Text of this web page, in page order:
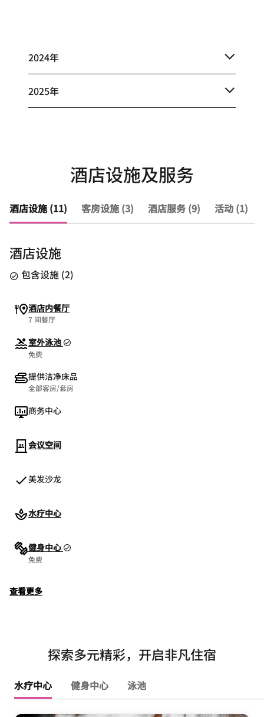
2024年
2025年
酒店设施及服务
酒店设施 (11) 客房设施 (3) 酒店服务 (9) 活动 (1)
酒店设施
包含设施 (2)
酒店内餐厅
7 间餐厅
室外泳池
免费
提供洁净床品
全部客房/套房
商务中心
会议空间
美发沙龙
水疗中心
健身中心
免费
查看更多
探索多元精彩，开启非凡住宿
水疗中心 健身中心 泳池